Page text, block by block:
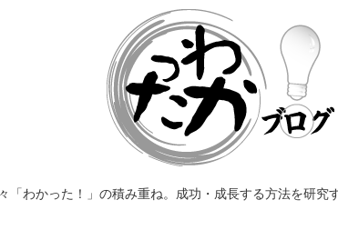
「わかった！」の積み重ね。成功・成長する方法を研究